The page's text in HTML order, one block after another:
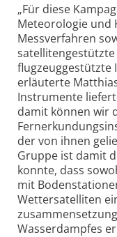
„Für diese
Meteorologie und
Messverfahren
flugzeug­gestützte
erläuterte
Instrumente
damit können wir
der von ihnen
Gruppe ist damit
konnte, dass
mit
Wettersatelliten
Wasserdampfes